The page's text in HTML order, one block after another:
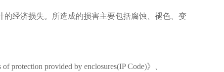
经济损失。所造成的损害主要包括腐蚀、褪色、变
of protection provided by enclosures(IP Code)》、